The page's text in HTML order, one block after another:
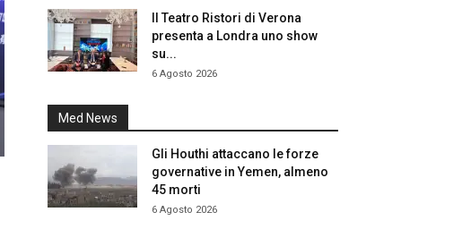
Il Teatro Ristori di Verona
presenta a Londra uno show
su...
6 Agosto 2026
Med News
Gli Houthi attaccano le forze
governative in Yemen, almeno
45 morti
6 Agosto 2026